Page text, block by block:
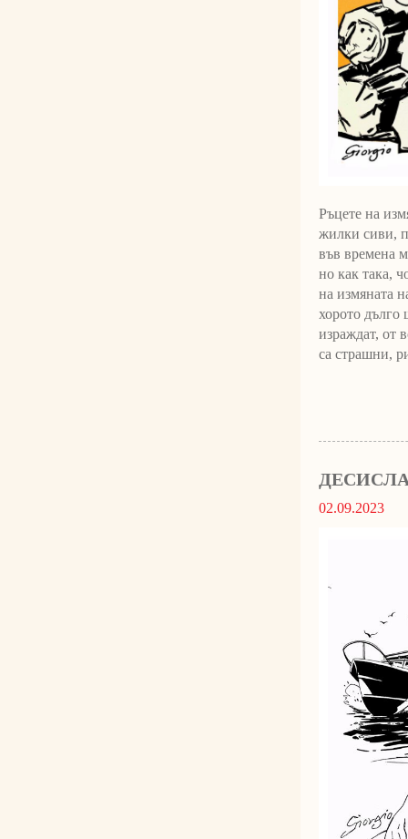
Ръцете на
жилки сиви,
във времена
но как така,
на измяната
хорото дълго
израждат, от
са страшни,
02.09.2023